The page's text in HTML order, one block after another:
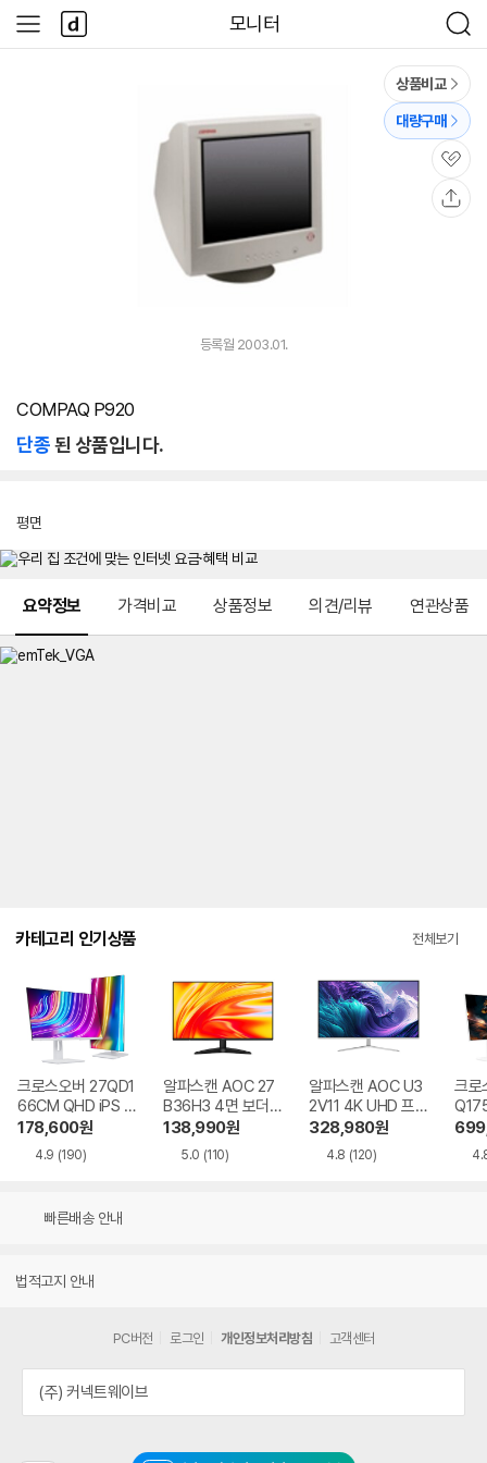
모니터
검
색
사
이
다
나
와
상품비교
대량구매
관
심
등록월 2003.01.
COMPAQ P920
단종된 상품입니다.
평면
요약정보 가격비교 상품정보 의견/리뷰 연관상품
카테고리 인기상품 전체보기
크로스오버 27QD1
66CM QHD iPS U
SB-C 화이트 Ai 멀
티스탠드
178,600원
4.9 (190)
알파스캔 AOC 27
B36H3 4면 보더리
스 IPS 120 시력보
호 무결점
138,990원
5.0 (110)
알파스캔 AOC U3
2V11 4K UHD 프리
싱크 HDR 시력보호
무결점
328,980원
4.8 (120)
크로
Ai
빠른배송 안내
법적고지 안내
PC버전 로그인 개인정보처리방침 고객센터
(주) 커넥트웨이브